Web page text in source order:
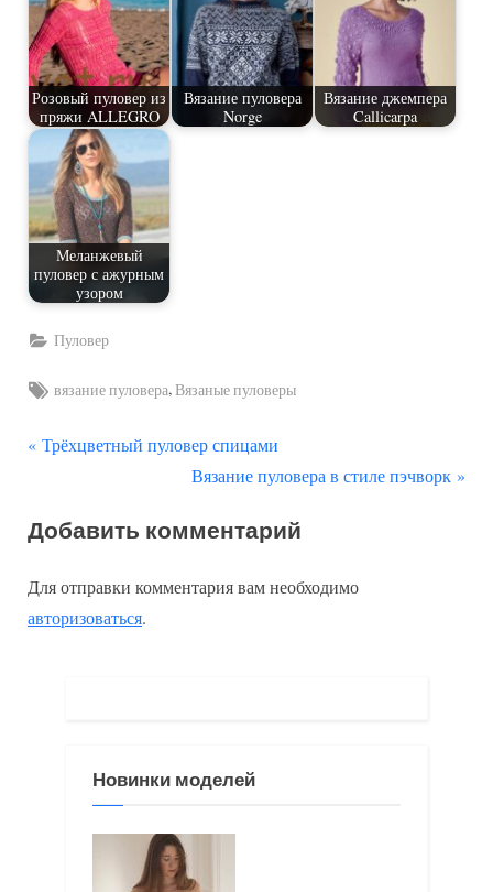
Розовый пуловер из
пряжи ALLEGRO
Вязание пуловера
Norge
Вязание джемпера
Callicarpa
Меланжевый
пуловер с ажурным
узором
Пуловер
Tags:
вязание пуловера,Вязаные пуловеры
Навигация
записям
П
д
д
у
Трёхцветный пуловер спицами
С
е
у
а
с
Вязание пуловера в стиле пэчворк
Добавить комментарий
Для отправки комментария вам необходимо
авторизоваться.
Новинки моделей